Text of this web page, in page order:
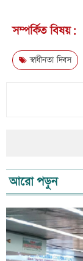
সম্পর্কিত বিষয়:
স্বাধীনতা দিবস
আরো পড়ুন